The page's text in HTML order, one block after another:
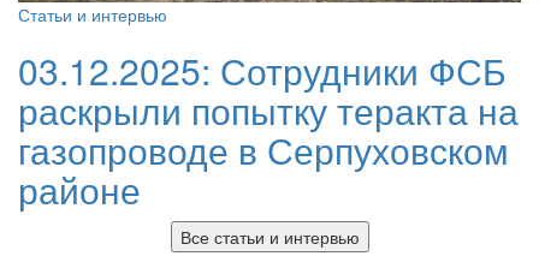
Статьи и интервью
03.12.2025: Сотрудники ФСБ
раскрыли попытку теракта на
газопроводе в Серпуховском
районе
Все статьи и интервью